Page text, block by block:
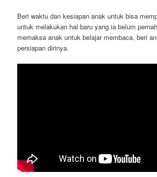
Beri waktu dan kesiapan anak untuk bisa
untuk melakukan hal baru yang ia belum
memaksa anak untuk belajar membaca, beri
persiapan dirinya.